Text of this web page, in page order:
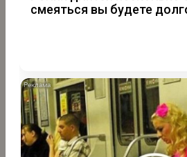
смеяться вы будете